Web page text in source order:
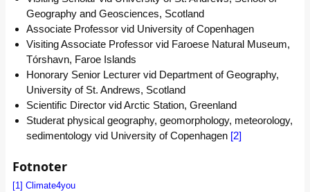
Geography and Geosciences, Scotland
Associate Professor vid University of Copenhagen
Visiting Associate Professor vid Faroese Natural Museum,
Tórshavn, Faroe Islands
Honorary Senior Lecturer vid Department of Geography,
University of St. Andrews, Scotland
Scientific Director vid Arctic Station, Greenland
Studerat physical geography, geomorphology, meteorology,
sedimentology vid University of Copenhagen [2]
Fotnoter
[1] Climate4you